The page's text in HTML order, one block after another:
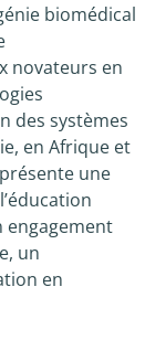
biomédical
novateurs en
des systèmes
en Afrique et
une
engagement
un
en